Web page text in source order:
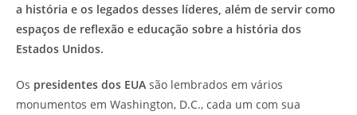
a história e os legados desses líderes, além de servir como
espaços de reflexão e educação sobre a história dos
Estados Unidos.
Os presidentes dos EUA são lembrados em vários
monumentos em Washington, D.C., cada um com sua